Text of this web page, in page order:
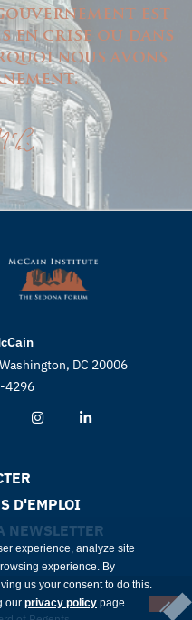
est
en crise ou dans
nous avons
DC 20006
4296
D'EMPLOI
NEWSLETTER
experience, analyze site
experience. By
us your consent to do this.
our privacy policy page.